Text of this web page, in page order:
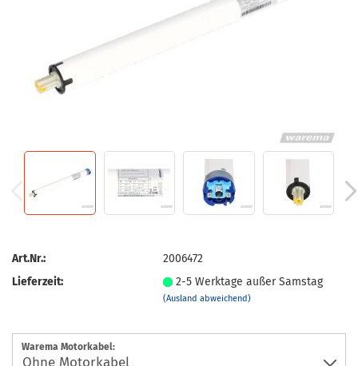
Art.Nr.:
2006472
Lieferzeit:
2-5 Werktage außer Samstag
(Ausland abweichend)
Warema Motorkabel: